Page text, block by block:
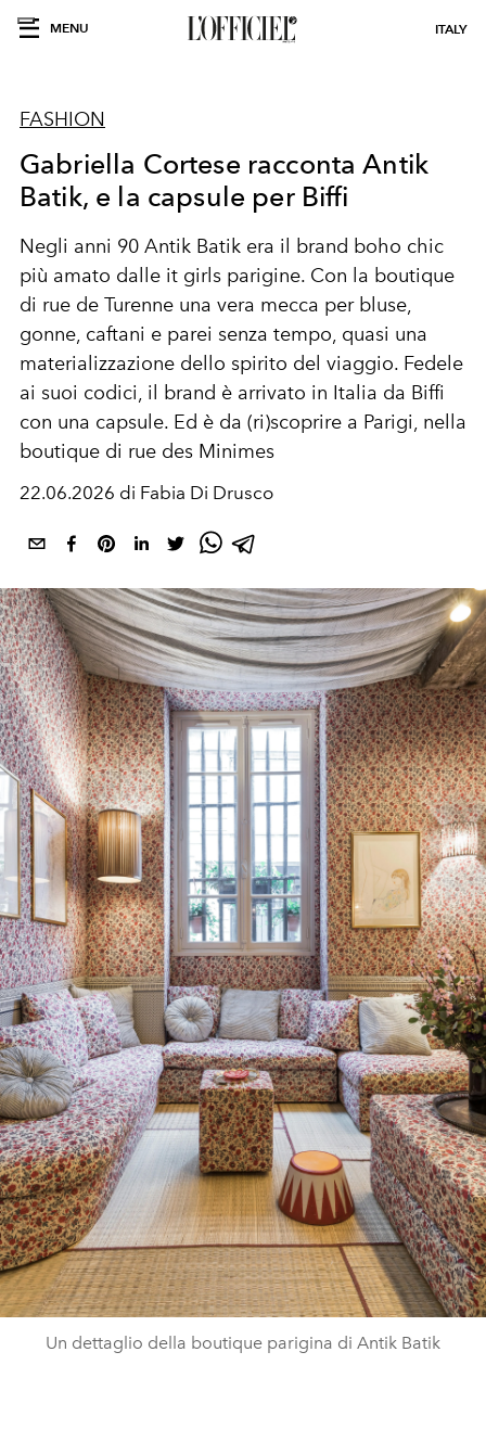
MENU ITALY
FASHION
Gabriella Cortese racconta Antik
Batik, e la capsule per Biffi
Negli anni 90 Antik Batik era il brand boho chic
più amato dalle it girls parigine. Con la boutique
di rue de Turenne una vera mecca per bluse,
gonne, caftani e parei senza tempo, quasi una
materializzazione dello spirito del viaggio. Fedele
ai suoi codici, il brand è arrivato in Italia da Biffi
con una capsule. Ed è da (ri)scoprire a Parigi, nella
boutique di rue des Minimes
22.06.2026 di Fabia Di Drusco
Un dettaglio della boutique parigina di Antik Batik